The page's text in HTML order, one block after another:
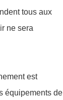
tous aux
ne sera
est
équipements de